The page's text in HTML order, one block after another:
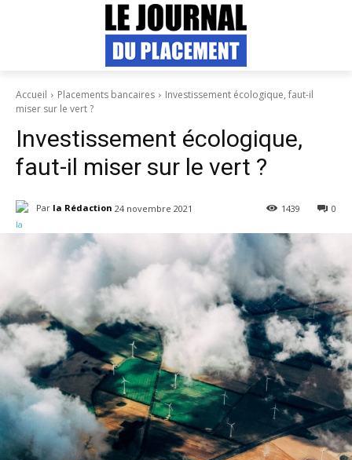
Accueil Placements bancaires
Investissement écologique, faut-il
miser sur le vert ?
Investissement écologique,
faut-il miser sur le vert ?
Par la Rédaction 24 novembre 2021 0
1439